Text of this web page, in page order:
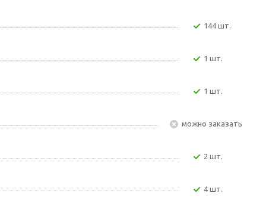
144 шт.
1 шт.
1 шт.
Можно заказать
2 шт.
4 шт.